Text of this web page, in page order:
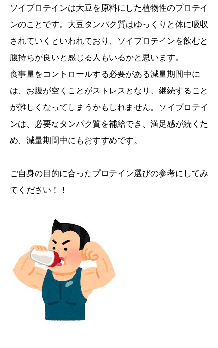
ソイプロテインは大豆を原料にした植物性のプロテイ
ンのことです。大豆タンパク質はゆっくりと体に吸収
されていくといわれており、ソイプロテインを飲むと
腹持ちが良いと感じる人もいるかと思います。
食事量をコントロールする必要がある減量期間中に
は、お腹が空くことがストレスとなり、継続すること
が難しくなってしまうかもしれません。ソイプロテイ
ンは、必要なタンパク質を補給でき、満足感が続くた
め、減量期間中にもおすすめです。
ご自身の目的に合ったプロテイン選びの参考にしてみ
てください！！